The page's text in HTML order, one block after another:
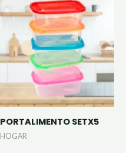
PORTALIMENTO SETX5
HOGAR